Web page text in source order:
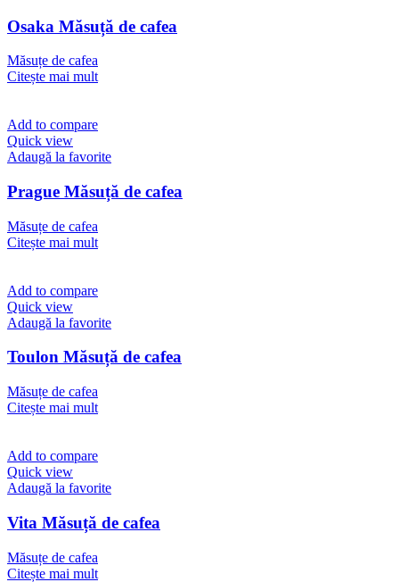
Osaka Măsuță de cafea
Măsuțe de cafea
Citește mai mult
Add to compare
Quick view
Adaugă la favorite
Prague Măsuță de cafea
Măsuțe de cafea
Citește mai mult
Add to compare
Quick view
Adaugă la favorite
Toulon Măsuță de cafea
Măsuțe de cafea
Citește mai mult
Add to compare
Quick view
Adaugă la favorite
Vita Măsuță de cafea
Măsuțe de cafea
Citește mai mult